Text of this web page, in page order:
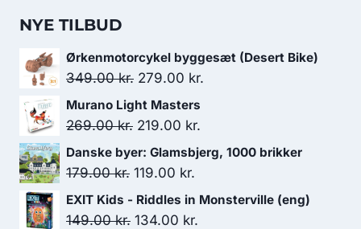
NYE TILBUD
Ørkenmotorcykel byggesæt (Desert Bike)
349.00kr. Den
oprindelige
pris
349.00 kr..
279.00 kr.
279.00 kr..
Murano Light Masters
269.00kr. Den
oprindelige
pris
269.00 kr..
219.00 kr.
aktuelle
Danske byer: Glamsbjerg, 1000 brikker
179.00kr. Den
oprindelige
pris
119.00 kr.
aktuelle
pris
EXIT Kids - Riddles in Monsterville (eng)
149.00kr. Den
134.00 kr.